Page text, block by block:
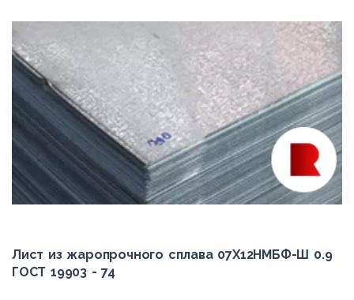
Лист из жаропрочного сплава 07Х12НМБФ-Ш 0.9
ГОСТ 19903 - 74